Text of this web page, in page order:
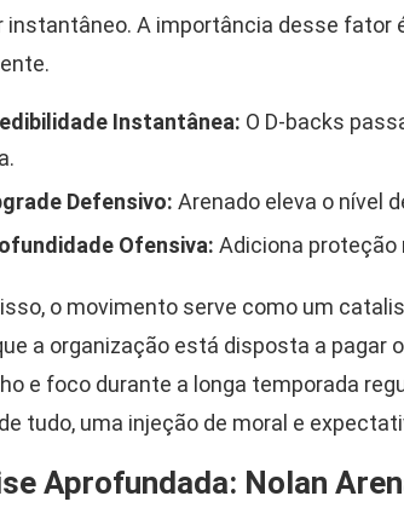
instantâneo. A importância desse fator
Instantânea: O D-backs
Defensivo: Arenado eleva o nível
Ofensiva: Adiciona proteção
o movimento serve como um
a organização está disposta a pagar
e foco durante a longa temporada
tudo, uma injeção de moral e
Aprofundada: Nolan